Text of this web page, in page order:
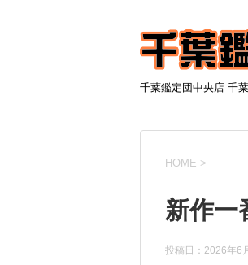
千葉鑑定団中央店 千
HOME >
新作一
投稿日： 2026年6